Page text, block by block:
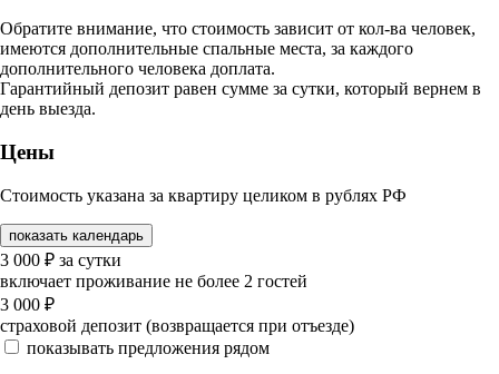
Обратите внимание, что стоимость зависит от кол-ва человек,
имеются дополнительные спальные места, за каждого
дополнительного человека доплата.
Гарантийный депозит равен сумме за сутки, который вернем в
день выезда.
Цены
Стоимость указана за квартиру целиком в рублях РФ
показать календарь
3 000 ₽ за сутки
включает проживание не более 2 гостей
3 000 ₽
страховой депозит (возвращается при отъезде)
показывать предложения рядом